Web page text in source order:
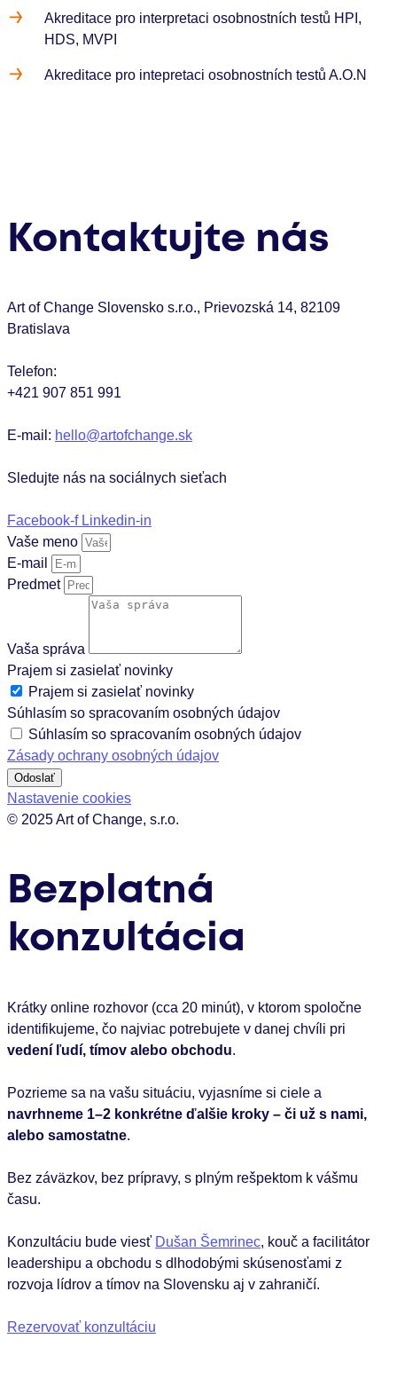
Akreditace pro interpretaci osobnostních testů HPI,
HDS, MVPI
Akreditace pro intepretaci osobnostních testů A.O.N
Kontaktujte nás
Art of Change Slovensko s.r.o., Prievozská 14, 82109
Bratislava
Telefon:
+421 907 851 991
E-mail: hello@artofchange.sk
Sledujte nás na sociálnych sieťach
Facebook-f Linkedin-in
Vaše meno
E-mail
Predmet
Vaša správa
Prajem si zasielať novinky
Prajem si zasielať novinky
Súhlasím so spracovaním osobných údajov
Súhlasím so spracovaním osobných údajov
Zásady ochrany osobných údajov
Odoslať
Nastavenie cookies
© 2025 Art of Change, s.r.o.
Bezplatná
konzultácia
Krátky online rozhovor (cca 20 minút), v ktorom spoločne
identifikujeme, čo najviac potrebujete v danej chvíli pri
vedení ľudí, tímov alebo obchodu.
Pozrieme sa na vašu situáciu, vyjasníme si ciele a
navrhneme 1–2 konkrétne ďalšie kroky – či už s nami,
alebo samostatne.
Bez záväzkov, bez prípravy, s plným rešpektom k vášmu
času.
Konzultáciu bude viesť Dušan Šemrinec, kouč a facilitátor
leadershipu a obchodu s dlhodobými skúsenosťami z
rozvoja lídrov a tímov na Slovensku aj v zahraničí.
Rezervovať konzultáciu